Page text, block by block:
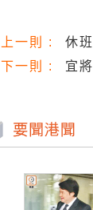
上一則 :
休
下一則 :
宜